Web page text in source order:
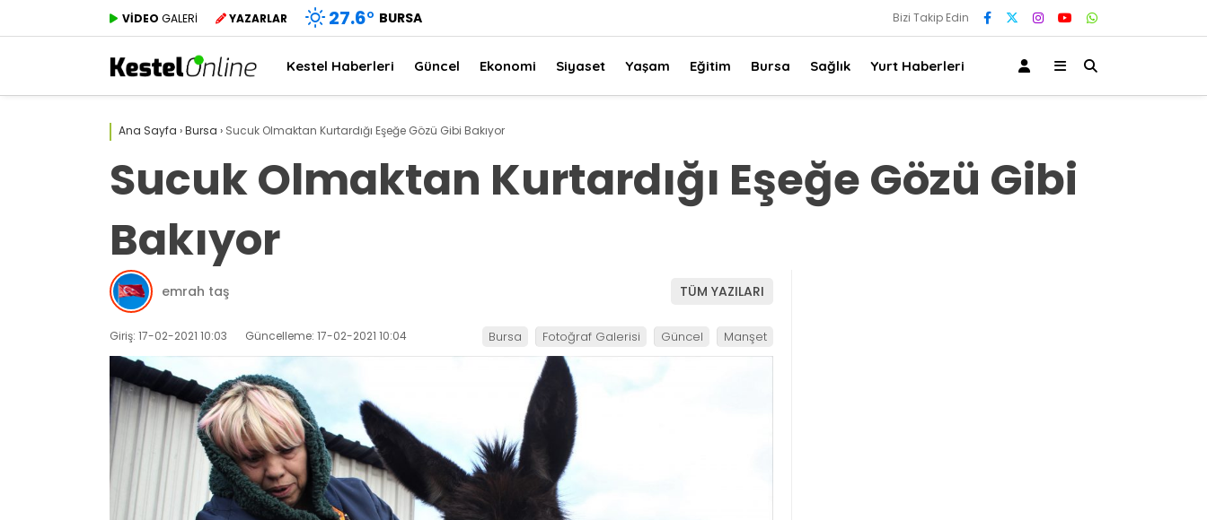
VİDEO GALERİ YAZARLAR 27.6° BURSA Bizi Takip Edin
Kestel Haberleri Güncel Ekonomi Siyaset Yaşam Eğitim Bursa Sağlık Yurt Haberleri
Ana Sayfa ›Bursa › Sucuk Olmaktan Kurtardığı Eşeğe Gözü Gibi Bakıyor
Sucuk Olmaktan Kurtardığı Eşeğe Gözü Gibi
Bakıyor
emrah taş TÜM YAZILARI
Giriş: 17-02-2021 10:03 Güncelleme: 17-02-2021 10:04 Bursa Fotoğraf Galerisi Güncel Manşet